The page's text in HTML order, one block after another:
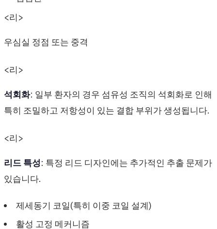
<리>
우심실 정점 또는 중격
<리>
석회화: 일부 환자의 경우 섬유성 조직의 석회화로 인해
특히 조밀하고 저항성이 있는 결합 부위가 생성됩니다.
<리>
리드 특성: 특정 리드 디자인에는 추가적인 추출 문제가
있습니다.
제세동기 코일(특히 이중 코일 설계)
활성 고정 메커니즘